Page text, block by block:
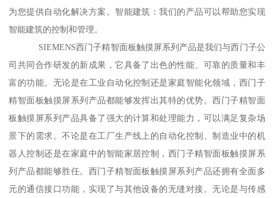
为您提供自动化解决方案。智能建筑：我们的产品可以帮助您实现
智能建筑的控制和管理。
SIEMENS西门子精智面板触摸屏系列产品是我们与西门子公
司共同合作研发的新成果，它具备了出色的性能、可靠的质量和丰
富的功能。无论是在工业自动化控制还是家庭智能化领域，西门子
精智面板触摸屏系列产品都能够发挥出其特的优势。西门子精智面
板触摸屏系列产品具备了强大的计算和处理能力，可以满足复杂场
景下的需求。不论是在工厂生产线上的自动化控制、制造业中的机
器人控制还是在家庭中的智能家居控制，西门子精智面板触摸屏系
列产品都能够胜任。西门子精智面板触摸屏系列产品还拥有全面多
元的通信接口功能，实现了与其他设备的无缝对接。无论是与传感